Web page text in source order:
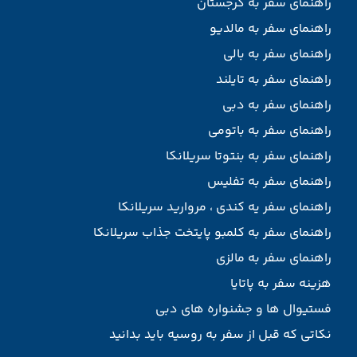
راهنمای سفر به مالدیو
راهنمای سفر به بالی
راهنمای سفر به تایلند
راهنمای سفر به دبی
راهنمای سفر به باتومی
راهنمای سفر به بنتوتا سریلانکا
راهنمای سفر به تفلیس
راهنمای سفر یه کندی ، مروارید سریلانکا
راهنمای سفر به کلمبو پایتخت جذاب سریلانکا
راهنمای سفر به مالزی
هزینه سفر به پاتایا
فستیوال ها و جشنواره های دبی
نکاتی که قبل از سفر به روسیه باید بدانید